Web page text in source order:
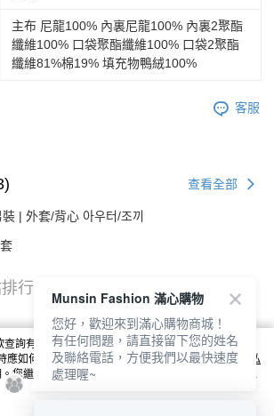
主布 尼龍100% 內裏尼龍100% 內裏2聚酯
纖維100% 口袋聚酯纖維100% 口袋2聚酯
纖維81%棉19% 填充物鴨絨100%
客服
查看全部
| 外套/背心 아우터/조끼
行
詢有關本網站使用 cookie 方式之詳情，及若您不希
應如何變更電腦的 cookie 設定，請參閱本網站「
隱私
您繼續使用本網站即表示您同意本公司得按本網站使
cookie。
Munsin Fashion 滿心購物
您好，歡迎來到滿心購物商城！
有任何問題，請直接留下您的姓名
及聯絡電話，方便我們以最快速度
處理喔~